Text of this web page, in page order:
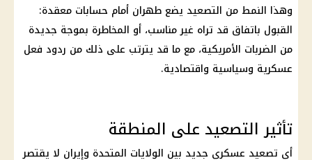
وهذا النمط من التصعيد يضع طهران أمام حسابات معقدة:
القبول باتفاق قد تراه غير مناسب، أو المخاطرة بموجة جديدة
من الضربات الأمريكية، مع ما قد يترتب على ذلك من ردود فعل
عسكرية وسياسية واقتصادية.
تأثير التصعيد على المنطقة
أي تصعيد عسكري جديد بين الولايات المتحدة وإيران لا يقتصر